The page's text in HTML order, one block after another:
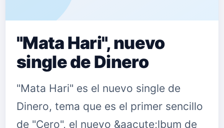
"Mata Hari", nuevo
single de Dinero
"Mata Hari" es el nuevo single de
Dinero, tema que es el primer sencillo
de "Cero", el nuevo &aacute;lbum de